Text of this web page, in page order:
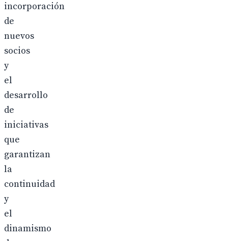
incorporación
de
nuevos
socios
y
el
desarrollo
de
iniciativas
que
garantizan
la
continuidad
y
el
dinamismo